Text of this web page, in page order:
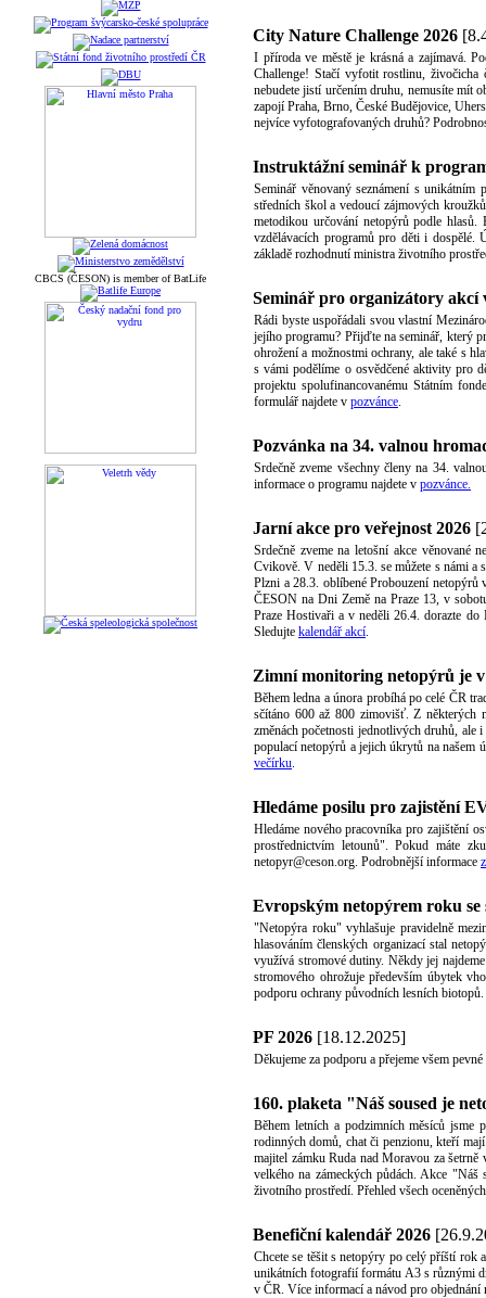
CBCS (ČESON) is member of BatLife
City Nature Challenge 2026
I příroda ve městě je krásná a zajímavá.
Challenge! Stačí vyfotit rostlinu,
nebudete jistí určením druhu, nemusíte mít
zapojí Praha, Brno, České Budějovice,
nejvíce vyfotografovaných druhů?
Instruktážní seminář k
Seminář věnovaný seznámení s
středních škol a vedoucí zájmových
metodikou určování netopýrů podle
vzdělávacích programů pro děti i dospělé.
základě rozhodnutí ministra životního
Seminář pro organizátory
Rádi byste uspořádali svou vlastní
jejího programu? Přijďte na seminář, který
ohrožení a možnostmi ochrany, ale také s
s vámi podělíme o osvědčené aktivity pro
projektu spolufinancovanému Státním
formulář najdete v pozvánce.
Pozvánka na 34. valnou
Srdečně zveme všechny členy na 34.
informace o programu najdete v pozvánce.
Jarní akce pro veřejnost 2026
Srdečně zveme na letošní akce věnované
Cvikově. V neděli 15.3. se můžete s námi a
Plzni a 28.3. oblíbené Probouzení
ČESON na Dni Země na Praze 13, v
Praze Hostivaři a v neděli 26.4. dorazte do
Sledujte kalendář akcí.
Zimní monitoring netopýrů je
Během ledna a února probíhá po celé ČR
sčítáno 600 až 800 zimovišť. Z některých
změnách početnosti jednotlivých druhů, ale
populací netopýrů a jejich úkrytů na
večírku.
Hledáme posilu pro zajistění
Hledáme nového pracovníka pro zajištění
prostřednictvím letounů". Pokud máte
netopyr@ceson.org. Podrobnější informace
Evropským netopýrem roku
"Netopýra roku" vyhlašuje pravidelně
hlasováním členských organizací stal
využívá stromové dutiny. Někdy jej
stromového ohrožuje především úbytek
podporu ochrany původních lesních
PF 2026 [18.12.2025]
Děkujeme za podporu a přejeme všem
160. plaketa "Náš soused je
Během letních a podzimních měsíců jsme
rodinných domů, chat či penzionu, kteří
majitel zámku Ruda nad Moravou za
velkého na zámeckých půdách. Akce
životního prostředí. Přehled všech
Benefiční kalendář 2026
Chcete se těšit s netopýry po celý příští rok
unikátních fotografií formátu A3 s různými
v ČR. Více informací a návod pro objednání